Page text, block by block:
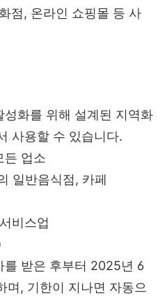
점, 온라인 쇼핑몰 등 사
화를 위해 설계된 지역화
사용할 수 있습니다.
든 업소
일반음식점, 카페
비스업
를 받은 후부터 2025년 6
며, 기한이 지나면 자동으